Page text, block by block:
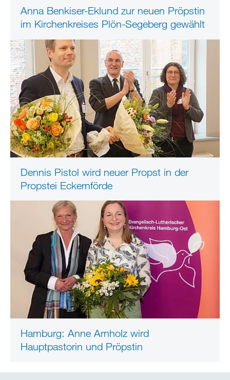
Anna Benkiser-Eklund zur neuen Pröpstin
im Kirchenkreises Plön-Segeberg gewählt
Dennis Pistol wird neuer Propst in der
Propstei Eckernförde
Hamburg: Anne Arnholz wird
Hauptpastorin und Pröpstin